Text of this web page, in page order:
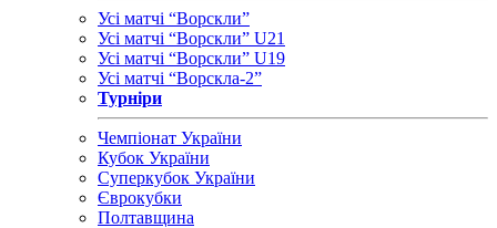
Усі матчі “Ворскли”
Усі матчі “Ворскли” U21
Усі матчі “Ворскли” U19
Усі матчі “Ворскла-2”
Турніри
Чемпіонат України
Кубок України
Суперкубок України
Єврокубки
Полтавщина